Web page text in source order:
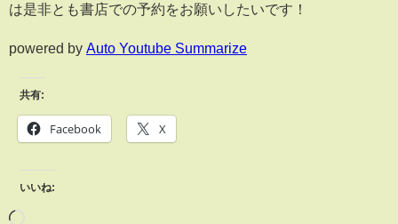
は是非とも書店での予約をお願いしたいです！
powered by Auto Youtube Summarize
共有:
Facebook X
いいね: